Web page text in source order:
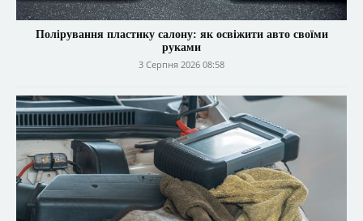
Полірування пластику салону: як освіжити авто своїми
руками
3 Серпня 2026 08:58